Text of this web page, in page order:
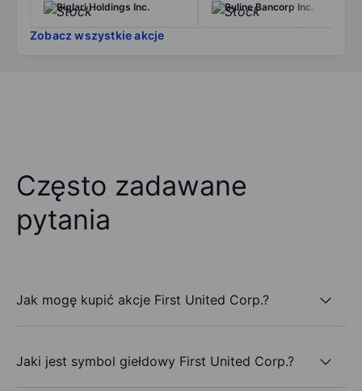
Biglari Holdings Inc. Byline Bancorp Inc.
Zobacz wszystkie akcje
Często zadawane
pytania
Jak mogę kupić akcje First United Corp.?
Jaki jest symbol giełdowy First United Corp.?